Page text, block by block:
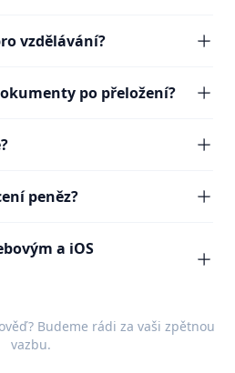
vzdělávání?
po přeložení?
peněz?
a iOS
Budeme rádi za vaši zpětnou
vazbu.